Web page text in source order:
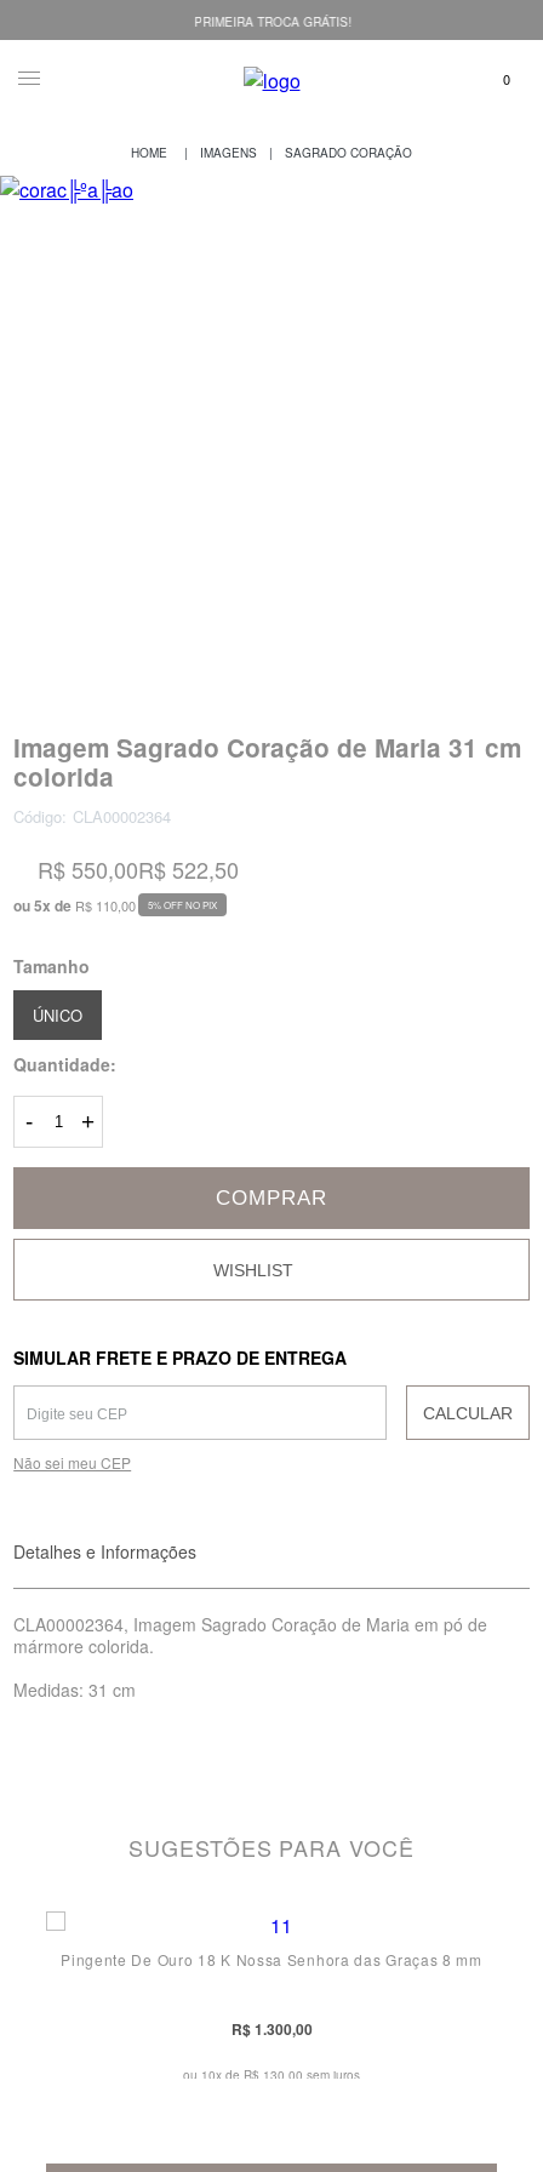
PRIMEIRA TROCA GRÁTIS!
IMAGENS SAGRADO CORAÇÃO
Imagem Sagrado Coração de Maria 31 cm
colorida
Código: CLA00002364
R$ 550,00
ou5x de R$ 110,00
R$ 522,50
5% OFF NO PIX
Tamanho
ÚNICO
Quantidade:
- +
COMPRAR
SIMULAR FRETE E PRAZO DE ENTREGA
CALCULAR
Não sei meu CEP
Detalhes e Informações
CLA00002364, Imagem Sagrado Coração de Maria em pó de
mármore colorida.
Medidas: 31 cm
SUGESTÕES PARA VOCÊ
Pingente De Ouro 18 K Nossa Senhora das Graças 8 mm
R$ 1.300,00
ou 10x de R$ 130,00 sem juros